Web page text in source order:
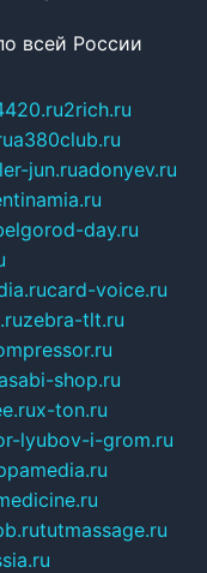
всей России
2rich.ru
a380club.ru
jun.ruadonyev.ru
day.ru
card-voice.ru
zebra-tlt.ru
shop.ru
x-ton.ru
lyubov-i-grom.ru
tutmassage.ru